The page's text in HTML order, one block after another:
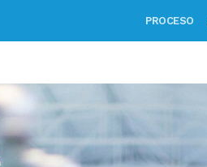
PROCESO